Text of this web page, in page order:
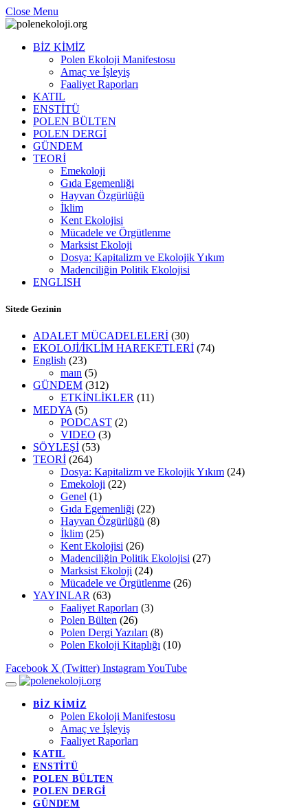
Close Menu
BİZ KİMİZ
Polen Ekoloji Manifestosu
Amaç ve İşleyiş
Faaliyet Raporları
KATIL
ENSTİTÜ
POLEN BÜLTEN
POLEN DERGİ
GÜNDEM
TEORİ
Emekoloji
Gıda Egemenliği
Hayvan Özgürlüğü
İklim
Kent Ekolojisi
Mücadele ve Örgütlenme
Marksist Ekoloji
Dosya: Kapitalizm ve Ekolojik Yıkım
Madenciliğin Politik Ekolojisi
ENGLISH
Sitede Gezinin
ADALET MÜCADELELERİ (30)
EKOLOJİ/İKLİM HAREKETLERİ (74)
English (23)
maın (5)
GÜNDEM (312)
ETKİNLİKLER (11)
MEDYA (5)
PODCAST (2)
VIDEO (3)
SÖYLEŞİ (53)
TEORİ (264)
Dosya: Kapitalizm ve Ekolojik Yıkım (24)
Emekoloji (22)
Genel (1)
Gıda Egemenliği (22)
Hayvan Özgürlüğü (8)
İklim (25)
Kent Ekolojisi (26)
Madenciliğin Politik Ekolojisi (27)
Marksist Ekoloji (24)
Mücadele ve Örgütlenme (26)
YAYINLAR (63)
Faaliyet Raporları (3)
Polen Bülten (26)
Polen Dergi Yazıları (8)
Polen Ekoloji Kitaplığı (10)
Facebook X (Twitter) InstagramYouTube
BİZ KİMİZ
Polen Ekoloji Manifestosu
Amaç ve İşleyiş
Faaliyet Raporları
KATIL
ENSTİTÜ
POLEN BÜLTEN
POLEN DERGİ
GÜNDEM